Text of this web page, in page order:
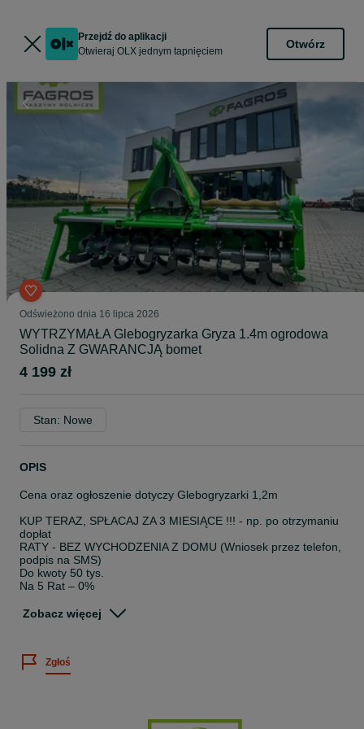
Przejdź do aplikacji
Otwieraj OLX jednym tapnięciem
Otwórz
Odświeżono dnia 16 lipca 2026
WYTRZYMAŁA Glebogryzarka Gryza 1.4m ogrodowa
Solidna Z GWARANCJĄ bomet
4 199 zł
Stan: Nowe
OPIS
Cena oraz ogłoszenie dotyczy Glebogryzarki 1,2m
KUP TERAZ, SPŁACAJ ZA 3 MIESIĄCE !!! - np. po otrzymaniu
dopłat
RATY - BEZ WYCHODZENIA Z DOMU (Wniosek przez telefon,
podpis na SMS)
Do kwoty 50 tys.
Na 5 Rat – 0%
KONTAKT: 5*1*3*3*6*6*8*7*3
Zobacz więcej
Zgłoś